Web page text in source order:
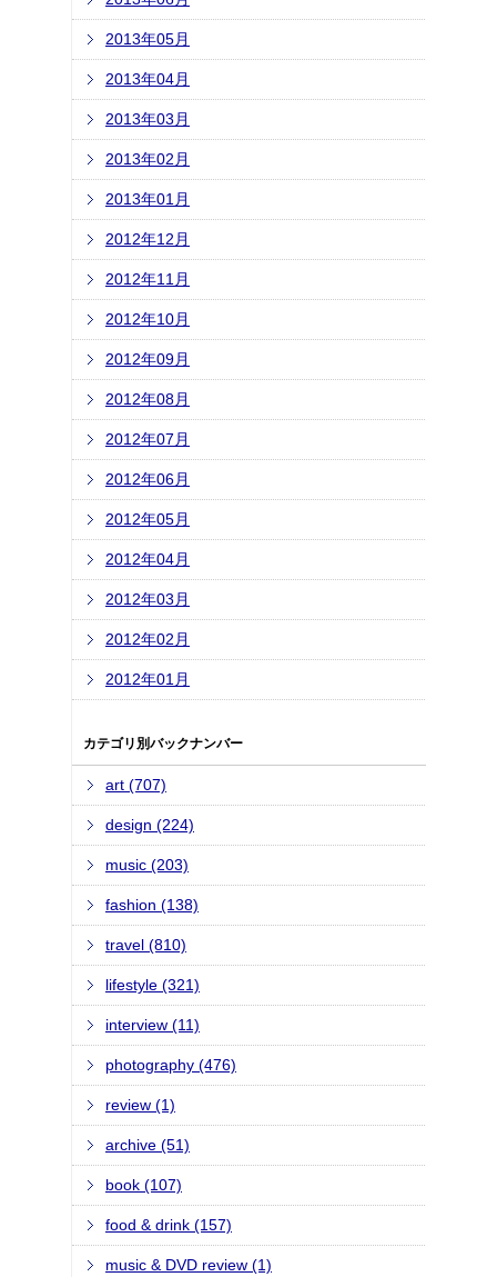
2013年05月
2013年04月
2013年03月
2013年02月
2013年01月
2012年12月
2012年11月
2012年10月
2012年09月
2012年08月
2012年07月
2012年06月
2012年05月
2012年04月
2012年03月
2012年02月
2012年01月
カテゴリ別バックナンバー
art (707)
design (224)
music (203)
fashion (138)
travel (810)
lifestyle (321)
interview (11)
photography (476)
review (1)
archive (51)
book (107)
food & drink (157)
music & DVD review (1)